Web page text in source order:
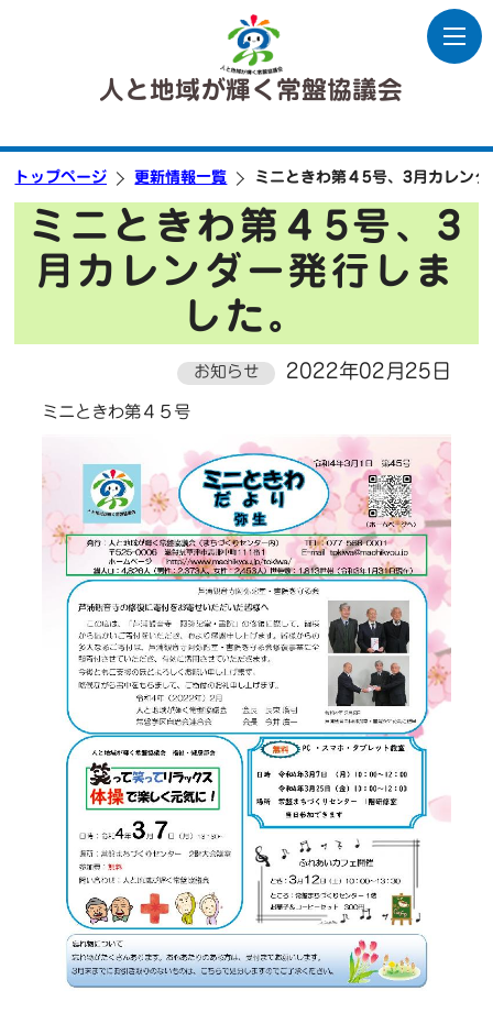
人と地域が輝く常盤協議会
トップページ 更新情報一覧 ミニときわ第４5号、3月カレン
ミニときわ第４5号、3
月カレンダー発行しま
した。
お知らせ 2022年02月25日
ミニときわ第４５号